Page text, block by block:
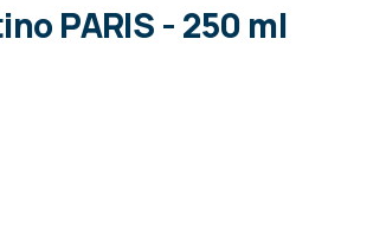
PARIS - 250 ml